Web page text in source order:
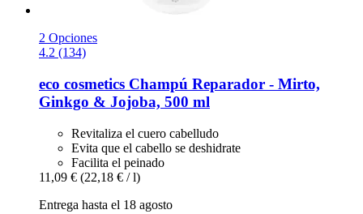
2 Opciones
4.2 (134)
eco cosmetics Champú Reparador -​ Mirto,
Ginkgo & Jojoba, 500 ml
Revitaliza el cuero cabelludo
Evita que el cabello se deshidrate
Facilita el peinado
11,09 € (22,18 € / l)
Entrega hasta el 18 agosto